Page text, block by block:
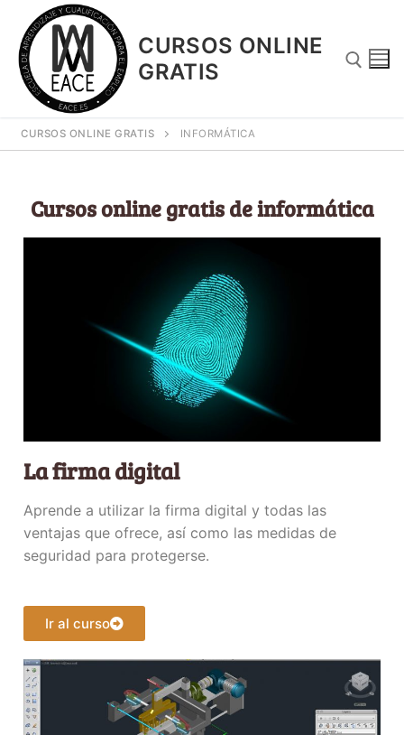
CURSOS ONLINE
GRATIS
¿Porque Los Cursos Son Gratuitos?
CURSOS ONLINE GRATIS INFORMÁTICA
Cursos online gratis de informática
La firma digital
Aprende a utilizar la firma digital y todas las
ventajas que ofrece, así como las medidas de
seguridad para protegerse.
Ir al curso